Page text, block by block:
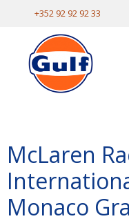
+352 92 92 92 33
McLaren
Monaco